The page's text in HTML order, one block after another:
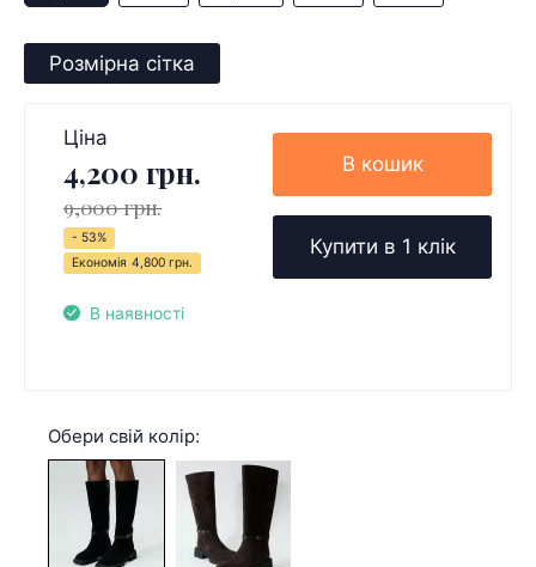
Розмірна сітка
Ціна
4,200 грн.
9,000 грн.
- 53%
Економія 4,800 грн.
В наявності
В кошик
Купити в 1 клік
Обери свій колір: